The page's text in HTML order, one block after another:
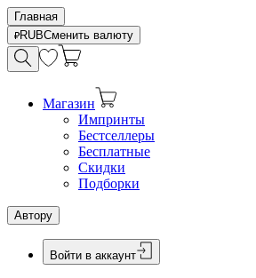
Главная
RUBСменить валюту
Магазин
Импринты
Бестселлеры
Бесплатные
Скидки
Подборки
Автору
Войти в аккаунт